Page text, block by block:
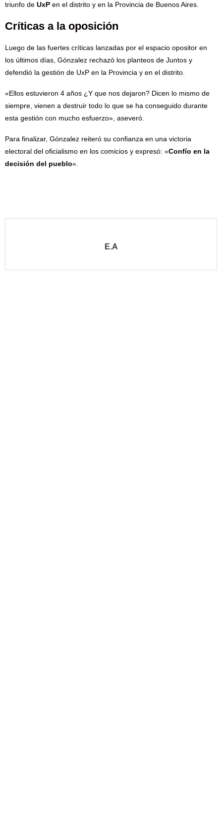
triunfo de UxP en el distrito y en la Provincia de Buenos Aires.
Críticas a la oposición
Luego de las fuertes críticas lanzadas por el espacio opositor en
los últimos días, Gónzalez rechazó los planteos de Juntos y
defendió la gestión de UxP en la Provincia y en el distrito.
«Ellos estuvieron 4 años ¿Y que nos dejaron? Dicen lo mismo de
siempre, vienen a destruir todo lo que se ha conseguido durante
esta gestión con mucho esfuerzo», aseveró.
Para finalizar, Gónzalez reiteró su confianza en una victoria
electoral del oficialismo en los comicios y expresó: «Confío en la
decisión del pueblo«.
E.A